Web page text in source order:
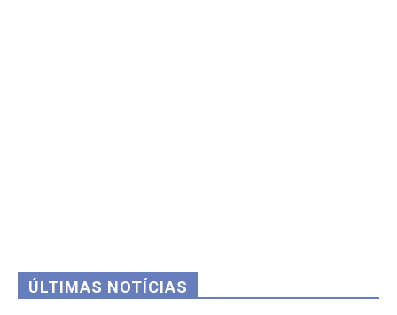
ÚLTIMAS NOTÍCIAS